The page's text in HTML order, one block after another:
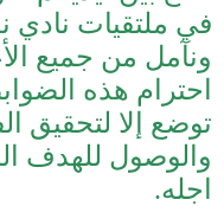
في ملتقيات نادي
ونآمل من جميع
احترام هذه
توضع إلا لتحقيق
والوصول للهدف
اجله.